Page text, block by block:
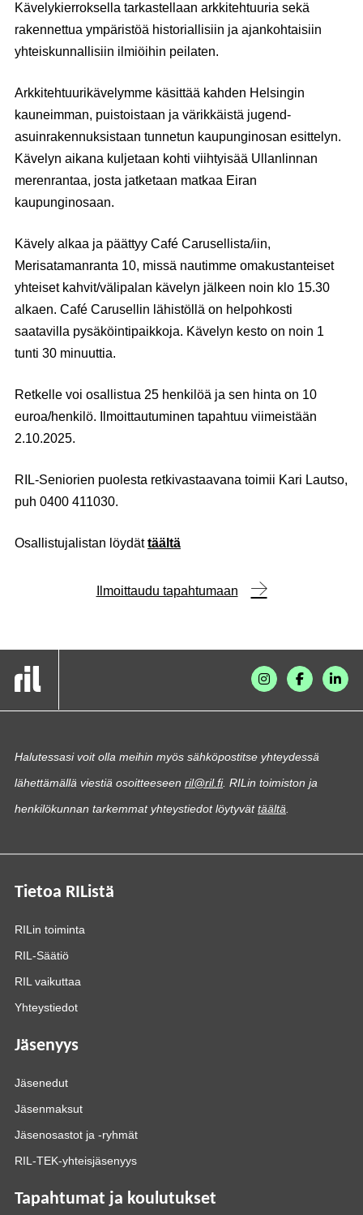
Kävelykierroksella tarkastellaan arkkitehtuuria sekä
rakennettua ympäristöä historiallisiin ja ajankohtaisiin
yhteiskunnallisiin ilmiöihin peilaten.
Arkkitehtuurikävelymme käsittää kahden Helsingin
kauneimman, puistoistaan ja värikkäistä jugend-
asuinrakennuksistaan tunnetun kaupunginosan esittelyn.
Kävelyn aikana kuljetaan kohti viihtyisää Ullanlinnan
merenrantaa, josta jatketaan matkaa Eiran
kaupunginosaan.
Kävely alkaa ja päättyy Café Carusellista/iin,
Merisatamanranta 10, missä nautimme omakustanteiset
yhteiset kahvit/välipalan kävelyn jälkeen noin klo 15.30
alkaen. Café Carusellin lähistöllä on helpohkosti
saatavilla pysäköintipaikkoja. Kävelyn kesto on noin 1
tunti 30 minuuttia.
Retkelle voi osallistua 25 henkilöä ja sen hinta on 10
euroa/henkilö. Ilmoittautuminen tapahtuu viimeistään
2.10.2025.
RIL-Seniorien puolesta retkivastaavana toimii Kari Lautso,
puh 0400 411030.
Osallistujalistan löydättäältä
Ilmoittaudu tapahtumaan
Halutessasi voit olla meihin myös sähköpostitse yhteydessä
lähettämällä viestiä osoitteeseen ril@ril.fi. RILin toimiston ja
henkilökunnan tarkemmat yhteystiedot löytyvättäältä
Tietoa RIListä
RILin toiminta
RIL-Säätiö
RIL vaikuttaa
Yhteystiedot
Jäsenyys
Jäsenedut
Jäsenmaksut
Jäsenosastot ja -ryhmät
RIL-TEK-yhteisjäsenyys
Tapahtumat ja koulutukset